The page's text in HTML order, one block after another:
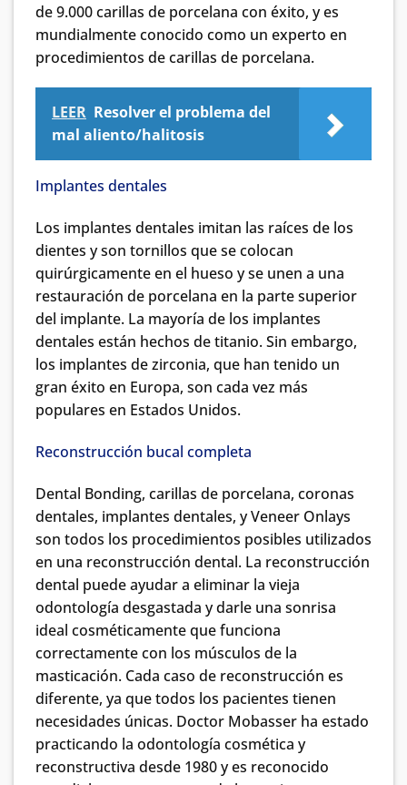
de 9.000 carillas de porcelana con éxito, y es
mundialmente conocido como un experto en
procedimientos de carillas de porcelana.
LEER Resolver el problema del
mal aliento/halitosis
Implantes dentales
Los implantes dentales imitan las raíces de los
dientes y son tornillos que se colocan
quirúrgicamente en el hueso y se unen a una
restauración de porcelana en la parte superior
del implante. La mayoría de los implantes
dentales están hechos de titanio. Sin embargo,
los implantes de zirconia, que han tenido un
gran éxito en Europa, son cada vez más
populares en Estados Unidos.
Reconstrucción bucal completa
Dental Bonding, carillas de porcelana, coronas
dentales, implantes dentales, y Veneer Onlays
son todos los procedimientos posibles utilizados
en una reconstrucción dental. La reconstrucción
dental puede ayudar a eliminar la vieja
odontología desgastada y darle una sonrisa
ideal cosméticamente que funciona
correctamente con los músculos de la
masticación. Cada caso de reconstrucción es
diferente, ya que todos los pacientes tienen
necesidades únicas. Doctor Mobasser ha estado
practicando la odontología cosmética y
reconstructiva desde 1980 y es reconocido